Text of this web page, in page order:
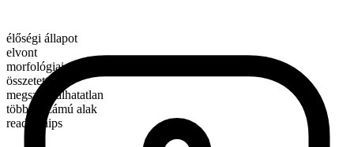
élőségi állapot
elvont
morfológiai összetétel
összetett
megszámlálhatatlan
többes számú alak
readerships